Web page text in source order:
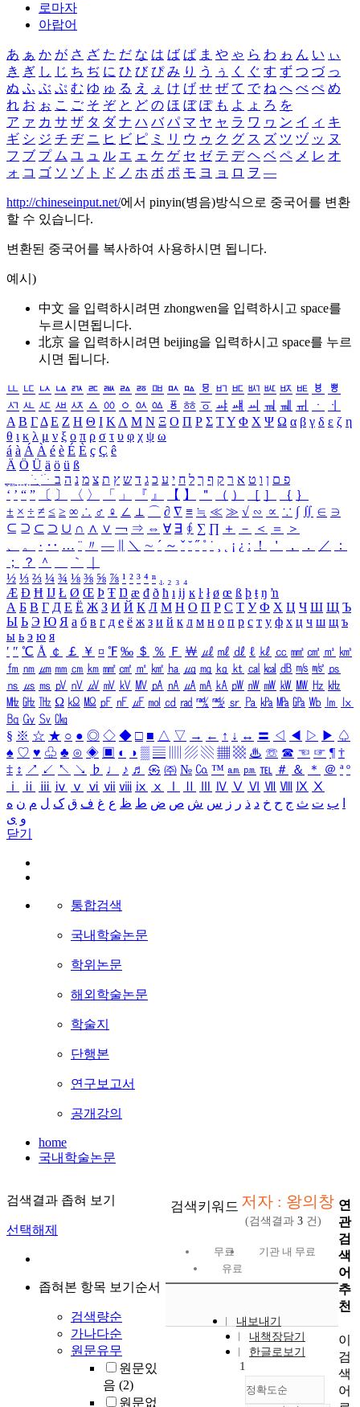
로마자
아랍어
あ ぁ か が さ ざ た だ な は ば ぱ ま や ゃ ら わ ゎ ん い ぃ
き ぎ し じ ち ぢ に ひ び ぴ み り う ぅ く ぐ す ず つ づ っ
ぬ ふ ぶ ぷ む ゆ ゅ る え ぇ け げ せ ぜ て で ね へ べ ぺ め
れ お ぉ こ ご そ ぞ と ど の ほ ぼ ぽ も よ ょ ろ を
ア ァ カ サ ザ タ ダ ナ ハ バ パ マ ヤ ャ ラ ワ ヮ ン イ ィ キ
ギ シ ジ チ ヂ ニ ヒ ビ ピ ミ リ ウ ゥ ク グ ス ズ ツ ヅ ッ ヌ
フ ブ プ ム ユ ュ ル エ ェ ケ ゲ セ ゼ テ デ ヘ ベ ペ メ レ オ
ォ コ ゴ ソ ゾ ト ド ノ ホ ボ ポ モ ヨ ョ ロ ヲ ―
http://chineseinput.net/에서 pinyin(병음)방식으로 중국어를 변환
할 수 있습니다.
변환된 중국어를 복사하여 사용하시면 됩니다.
예시)
中文 을 입력하시려면 zhongwen을 입력하시고 space를
누르시면됩니다.
北京 을 입력하시려면 beijing을 입력하시고 space를 누르
시면 됩니다.
ㅥ ㅦ ㅧ ㅨ ㅩ ㅪ ㅫ ㅬ ㅭ ㅮ ㅯ ㅰ ㅱ ㅲ ㅳ ㅴ ㅵ ㅶ ㅷ ㅸ
ㅹ
ㅺ ㅻ ㅼ ㅽ ㅾ ㅿ ㆀ ㆁ ㆂ ㆃ ㆄ ㆅ ㆆ ㆇ ㆈ ㆉ ㆊ ㆋ ㆌ ㆍ
ㆎ
Α Β ΓΔ Ε Ζ Η Θ Ι ΚΛ Μ Ν Ξ Ο Π Ρ Σ ΤΥ Φ Χ Ψ Ω α β γ δ ε ζ η
θ ι κ λ μ ν ξ ο π ρ σ τ υ φ χ ψ ω
á à Á À é è É È ç Ç ê
Ä Ö Ü ä ö ü ß
ִֶֹ ֻּ ׁׂ פ ם ן ו ט א ר ק ף ך ל ח י ע כ ג ד ש ץ ת צ מ נ ה ב
‘ ’ “ ” 〔 〕 〈 〉 「 」 『 』 【 】 ＂ （ ） ［ ］ ｛ ｝
± × ÷ ≠ ≤ ≥ ∞ ∴ ♂ ♀ ∠ ⊥ ⌒ ∂ ∇ ≡ ≒ ≪ ≫ √ ∽ ∝ ∵ ∫ ∬ ∈ ∋
⊆ ⊇ ⊂ ⊃ ∪ ∩ ∧ ∨ ￢ ⇒ ⇔ ∀ ∃ ∮ ∑ ∏ ＋ － ＜ ＝
＞
、
。 · ‥ … ¨ 〃 ― ＼ ∼ ´ ～ ˇ ˘ ˝ ˚ ˙ ¸ ¡ ¿ ː ！ ＇ ， ． ／
：
；
？ ＾ ｀
½ ⅓ ⅔ ¼ ¾ ⅛ ⅜ ⅝ ⅞ ¹ ² ³ ⁴ ⁿ ₁ ₂ ₃ ₄
Æ Ð Ħ Ĳ Ł Ø Œ Þ Ŧ Ŋ æ đ ð ħ ı ĳ ĸ ŀ ł ø œ ß þ ŧ ŋ ŉ
А Б В Г Д Е Ё Ж З И Й К Л М Н О П Р С Т У Ф Х Ц Ч Ш Щ Ъ
Ы Ь Э Ю Я а б в г д е ё ж з и й к л м н о п р с т у ф х ц ч ш щ ъ
ы ь э ю я
′ ″ ℃ Å ￠ ￡ ￥ ¤ ℉ ‰ ＄ ％ Ｆ ￦ ㎕ ㎖ ㎗ ℓ ㎘ ㏄ ㎣ ㎤ ㎥ ㎦
㎙ ㎚ ㎛ ㎜ ㎝ ㎞ ㎟ ㎠ ㎡ ㎢ ㏊ ㎍ ㎎ ㎏ ㏏ ㎈ ㎉ ㏈ ㎧ ㎨ ㎰
㎱ ㎲ ㎳ ㎴ ㎵ ㎶ ㎷ ㎸ ㎹ ㎀ ㎁ ㎂ ㎃ ㎄ ㎺ ㎻ ㎽ ㎾ ㎿ ㎐ ㎑
㎒ ㎓ ㎔ Ω ㏀ ㏁ ㎊ ㎋ ㎌ ㏖ ㏅ ㎭ ㎮ ㎯ ㏛ ㎩ ㎪ ㎫ ㎬ ㏝ ㏐
㏓
㏃ ㏉ ㏜ ㏆
§ ※ ☆ ★ ○ ● ◎ ◇ ◆ □ ■ △ ▽ → ← ↑ ↓ ↔ 〓 ◁ ◀ ▷ ▶ ♤
♠ ♡ ♥ ♧ ♣ ⊙ ◈ ▣ ◐ ◑ ▒ ▤ ▨ ▧ ▦ ▩ ♨ ☏ ☎ ☜ ☞ ¶ †
‡ ↕ ↗ ↙ ↖ ↘ ♭ ♩ ♪ ♬ ㉿ ㈜ № ㏇ ™ ㏂ ㏘ ℡ ＃ ＆ ＊ ＠ ª º
ⅰ
ⅱ ⅲ ⅳ ⅴ ⅵ ⅶ ⅷ ⅸ ⅹ Ⅳ Ⅴ Ⅵ Ⅶ Ⅷ Ⅸ Ⅹ
ب ت ث ج ح خ د ذ ر ز س ش ص ض ط ظ ع غ ف ق ک ل م ن ه
و ی
닫기
통합검색
국내학술논문
학위논문
해외학술논문
학술지
단행본
연구보고서
공개강의
home
국내학술논문
검색결과 좁혀 보기
선택해제
좁혀본 항목 보기순서
검색량순
가나다순
원문유무
원문있
음 (2)
원문없
검색키워드 저자 : 왕의창
(검색결과 3 건)
무료
기관 내 무료
유료
내보내기
내책장담기
한글로보기
정확도순
1
연
관
검
색
어
추
천
이
검
색
어